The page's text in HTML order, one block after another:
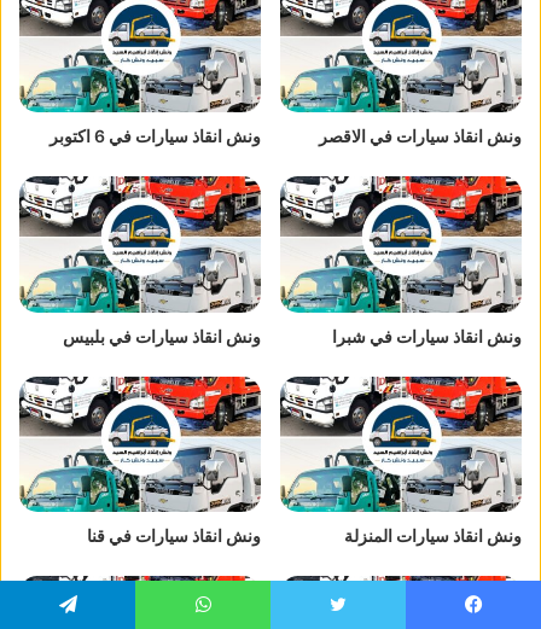
ونش انقاذ سيارات في الاقصر ونش انقاذ سيارات في 6 اكتوبر
ونش انقاذ سيارات في شبرا ونش انقاذ سيارات في بلبيس
ونش انقاذ سيارات المنزلة ونش انقاذ سيارات في قنا